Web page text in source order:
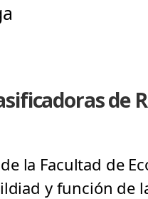
de
la Facultad de
y función de